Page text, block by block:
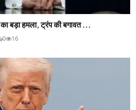
बड़ा हमला, ट्रंप की बगावत ...
0 16